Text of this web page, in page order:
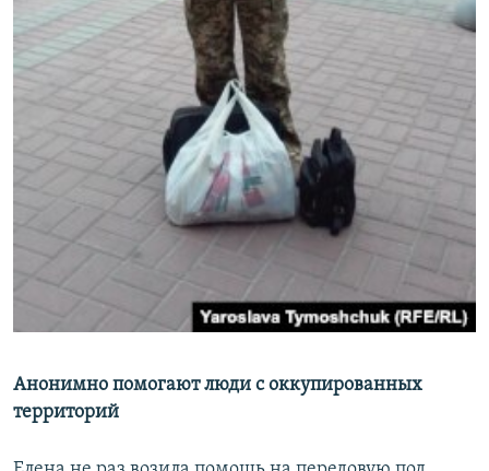
Анонимно помогают люди с оккупированных
территорий